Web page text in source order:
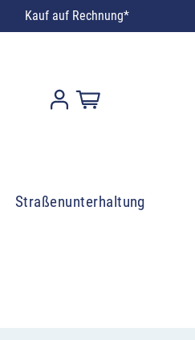
Kauf auf Rechnung*
Straßenunterhaltung